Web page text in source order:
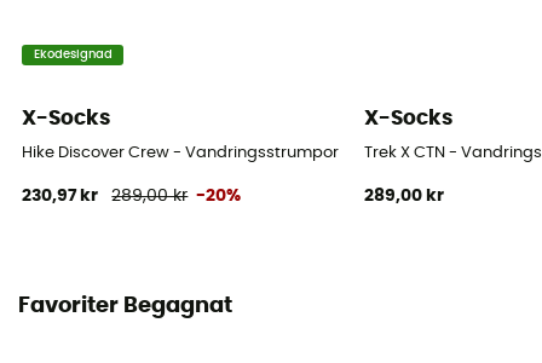
Ekodesignad
X-Socks
Hike Discover Crew - Vandringsstrumpor
230,97 kr 289,00 kr -20%
X-Socks
Trek X CTN -
289,00 kr
Favoriter Begagnat